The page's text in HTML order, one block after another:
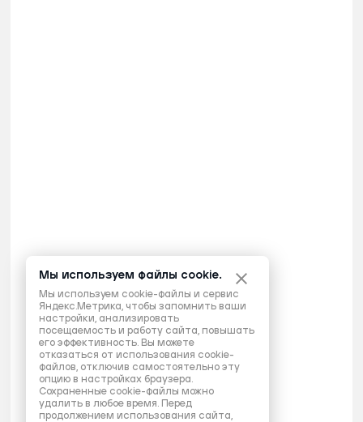
Мы используем файлы cookie.
Мы используем cookie-файлы и сервис
Яндекс.Метрика, чтобы запомнить ваши
настройки, анализировать
посещаемость и работу сайта, повышать
его эффективность. Вы можете
отказаться от использования cookie-
файлов, отключив самостоятельно эту
опцию в настройках браузера.
Сохраненные cookie-файлы можно
удалить в любое время. Перед
продолжением использования сайта,